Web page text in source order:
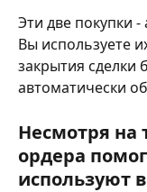
Эти две покупки
Вы используете
закрытия сделки
автоматически
Несмотря на
ордера
используют